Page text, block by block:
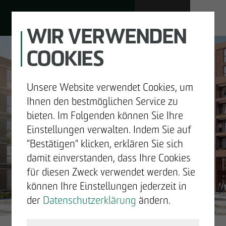
UNTERNEHMEN
ENTWICKELN
BAUEN
DE EN
GUTE
NACHRICHTEN.
WIR VERWENDEN
COOKIES
Unsere Website verwendet Cookies, um
Ihnen den bestmöglichen Service zu
bieten. Im Folgenden können Sie Ihre
Einstellungen verwalten. Indem Sie auf
"Bestätigen" klicken, erklären Sie sich
damit einverstanden, dass Ihre Cookies
für diesen Zweck verwendet werden. Sie
können Ihre Einstellungen jederzeit in
der Datenschutzerklärung ändern.